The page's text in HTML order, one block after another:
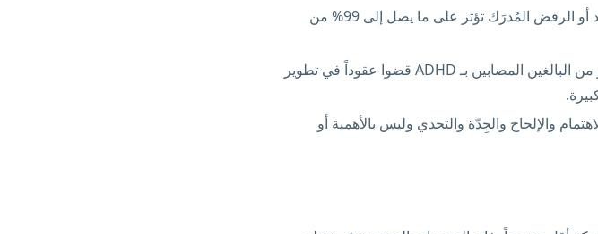
— استجابة انفعالية شديدة للانتقاد أو الرفض المُدرَك تؤثر على ما يصل إلى 99% من
— الجهد المُرهِق للظهور بمظهر عصبي نمطي. كثير من البالغين المصابين بـ ADHD قضوا عقوداً في تطوير
والإلحاح والجِدّة والتحدي وليس بالأهمية أو